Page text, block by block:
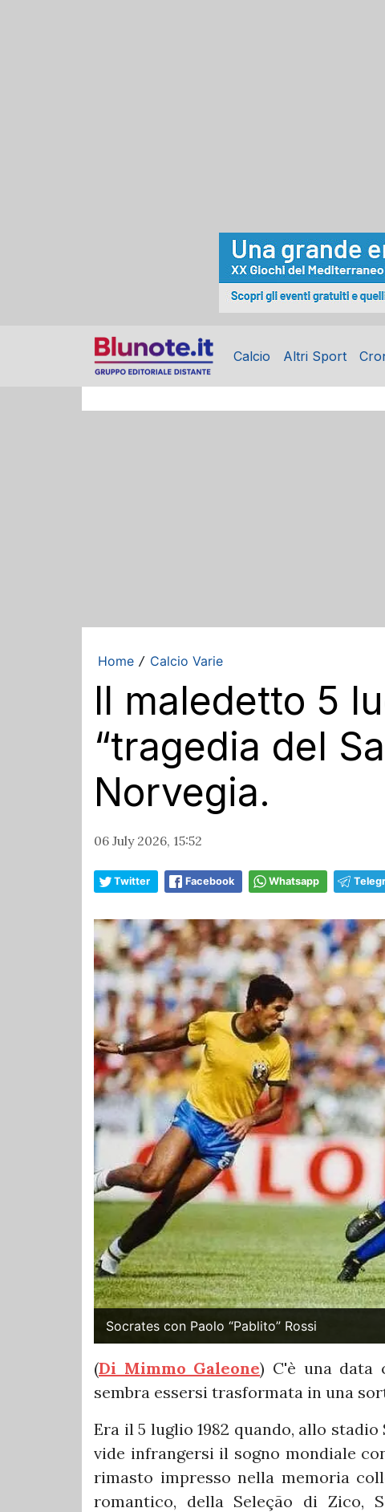
Calcio Altri Sport
Home / Calcio Varie
Il maledetto 5
“tragedia del
Norvegia.
06 July 2026, 15:52
Twitter Facebook Whatsapp
Socrates con Paolo “Pablito” Rossi
(Di Mimmo Galeone) C'è una data
sembra essersi trasformata in una
Era il 5 luglio 1982 quando, allo
vide infrangersi il sogno mondiale
rimasto impresso nella memoria
romantico, della Seleção di Zico,